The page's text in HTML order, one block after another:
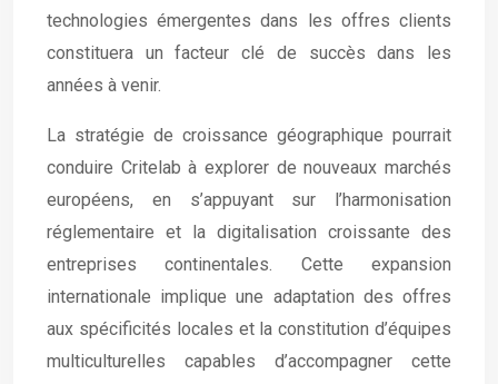
technologies émergentes dans les offres clients
constituera un facteur clé de succès dans les
années à venir.
La stratégie de croissance géographique pourrait
conduire Critelab à explorer de nouveaux marchés
européens, en s’appuyant sur l’harmonisation
réglementaire et la digitalisation croissante des
entreprises continentales. Cette expansion
internationale implique une adaptation des offres
aux spécificités locales et la constitution d’équipes
multiculturelles capables d’accompagner cette